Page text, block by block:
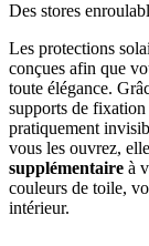
Des stores
Les protections
conçues afin que
toute élégance.
supports de
pratiquement
vous les ouvrez,
supplémentaire à
couleurs de toile,
intérieur.